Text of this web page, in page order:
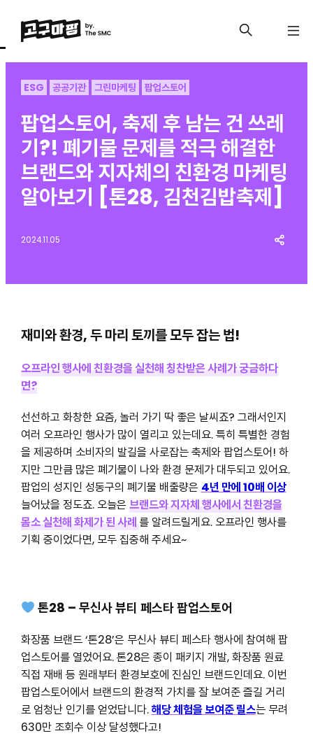
ESG 공공기관 그린마케팅 팝업스토어
팝업스토어, 축제 후 남는 건 쓰레
기?! 폐기물 문제를 적극 해결한
브랜드와 지자체의 친환경 마케팅
알아보기 [톤28, 김천김밥축제]
2024.11.05
재미와 환경, 두 마리 토끼를 모두 잡는 법!
오프라인 행사에 친환경을 실천해 칭찬받은 사례가 궁금하다
면?
선선하고 화창한 요즘, 놀러 가기 딱 좋은 날씨죠? 그래서인지
여러 오프라인 행사가 많이 열리고 있는데요. 특히 특별한 경험
을 제공하며 소비자의 발길을 사로잡는 축제와 팝업스토어! 하
지만 그만큼 많은 폐기물이 나와 환경 문제가 대두되고 있어요.
팝업의 성지인 성동구의 폐기물 배출량은 4년 만에 10배 이상
늘어났을 정도죠. 오늘은 브랜드와 지자체 행사에서 친환경을
몸소 실천해 화제가 된 사례를 알려드릴게요. 오프라인 행사를
기획 중이었다면, 모두 집중해 주세요~
톤28 – 무신사 뷰티 페스타 팝업스토어
화장품 브랜드 ‘톤28’은 무신사 뷰티 페스타 행사에 참여해 팝
업스토어를 열었어요. 톤28은 종이 패키지 개발, 화장품 원료
직접 재배 등 원래부터 환경보호에 진심인 브랜드인데요. 이번
팝업스토어에서 브랜드의 환경적 가치를 잘 보여준 즐길 거리
로 엄청난 인기를 얻었답니다.해당 체험을 보여준 릴스는 무려
630만 조회수 이상 달성했다고!